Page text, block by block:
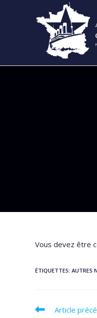
Vous devez être
ÉTIQUETTES: AUTRES
Read
Article